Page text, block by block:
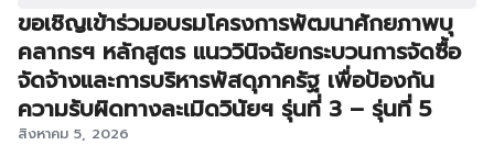
ขอเชิญเข้าร่วมอบรมโครงการพัฒนาศักยภาพบุ
คลากรฯ หลักสูตร แนววินิจฉัยกระบวนการจัดซื้อ
จัดจ้างและการบริหารพัสดุภาครัฐ เพื่อป้องกัน
ความรับผิดทางละเมิดวินัยฯ รุ่นที่ 3 – รุ่นที่ 5
สิงหาคม 5, 2026